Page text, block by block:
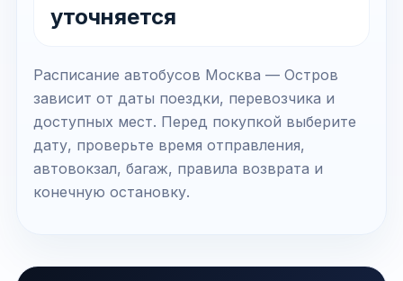
уточняется
Расписание автобусов Москва — Остров
зависит от даты поездки, перевозчика и
доступных мест. Перед покупкой выберите
дату, проверьте время отправления,
автовокзал, багаж, правила возврата и
конечную остановку.